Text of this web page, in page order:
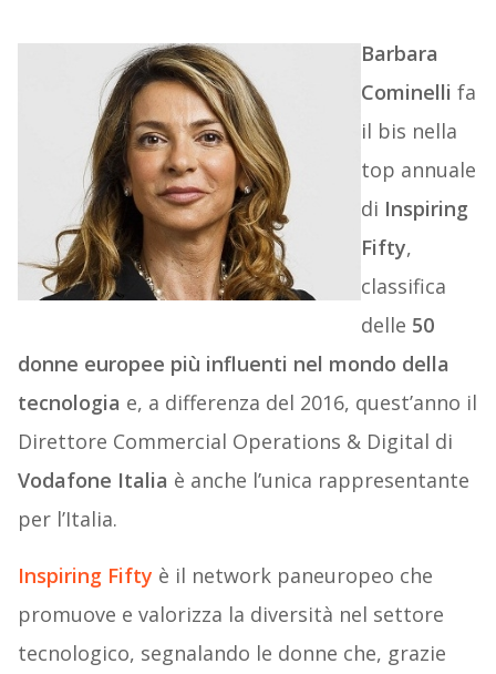
Barbara
Cominelli fa
il bis nella
top annuale
di Inspiring
Fifty,
classifica
delle 50
donne europee più influenti nel mondo della
tecnologia e, a differenza del 2016, quest’anno il
Direttore Commercial Operations & Digital di
Vodafone Italia è anche l’unica rappresentante
per l’Italia.
Inspiring Fifty è il network paneuropeo che
promuove e valorizza la diversità nel settore
tecnologico, segnalando le donne che, grazie